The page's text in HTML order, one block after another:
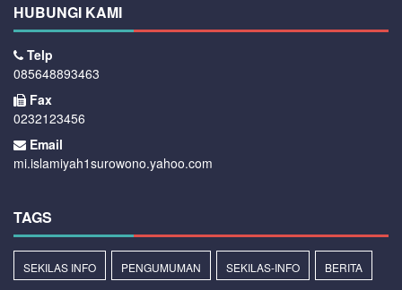
HUBUNGI KAMI
Telp
085648893463
Fax
0232123456
Email
mi.islamiyah1surowono.yahoo.com
TAGS
SEKILAS INFO PENGUMUMAN SEKILAS-INFO BERITA